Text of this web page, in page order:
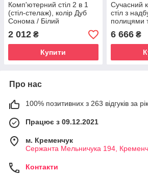
Комп'ютерний стіл 2 в 1
(стіл-стелаж), колір Дуб
Сонома / Білий
2 012 ₴
Купити
Сучасний
стіл з
полицями
ящиком
колір Дуб
6 666₴
Про нас
100% позитивних з 263 відгуків за рік
Працює з 09.12.2021
м. Кременчук
Сержанта Мельничука 194,
Контакти